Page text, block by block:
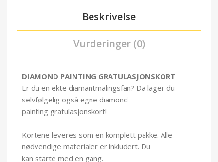
Beskrivelse
Vurderinger (0)
DIAMOND PAINTING GRATULASJONSKORT
Er du en ekte diamantmalingsfan? Da lager du
selvfølgelig også egne diamond
painting gratulasjonskort!
Kortene leveres som en komplett pakke. Alle
nødvendige materialer er inkludert. Du
kan starte med en gang.